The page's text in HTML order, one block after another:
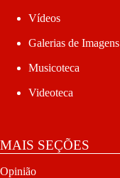
Vídeos
Galerias de Imagens
Musicoteca
Videoteca
MAIS SEÇÕES
Opinião